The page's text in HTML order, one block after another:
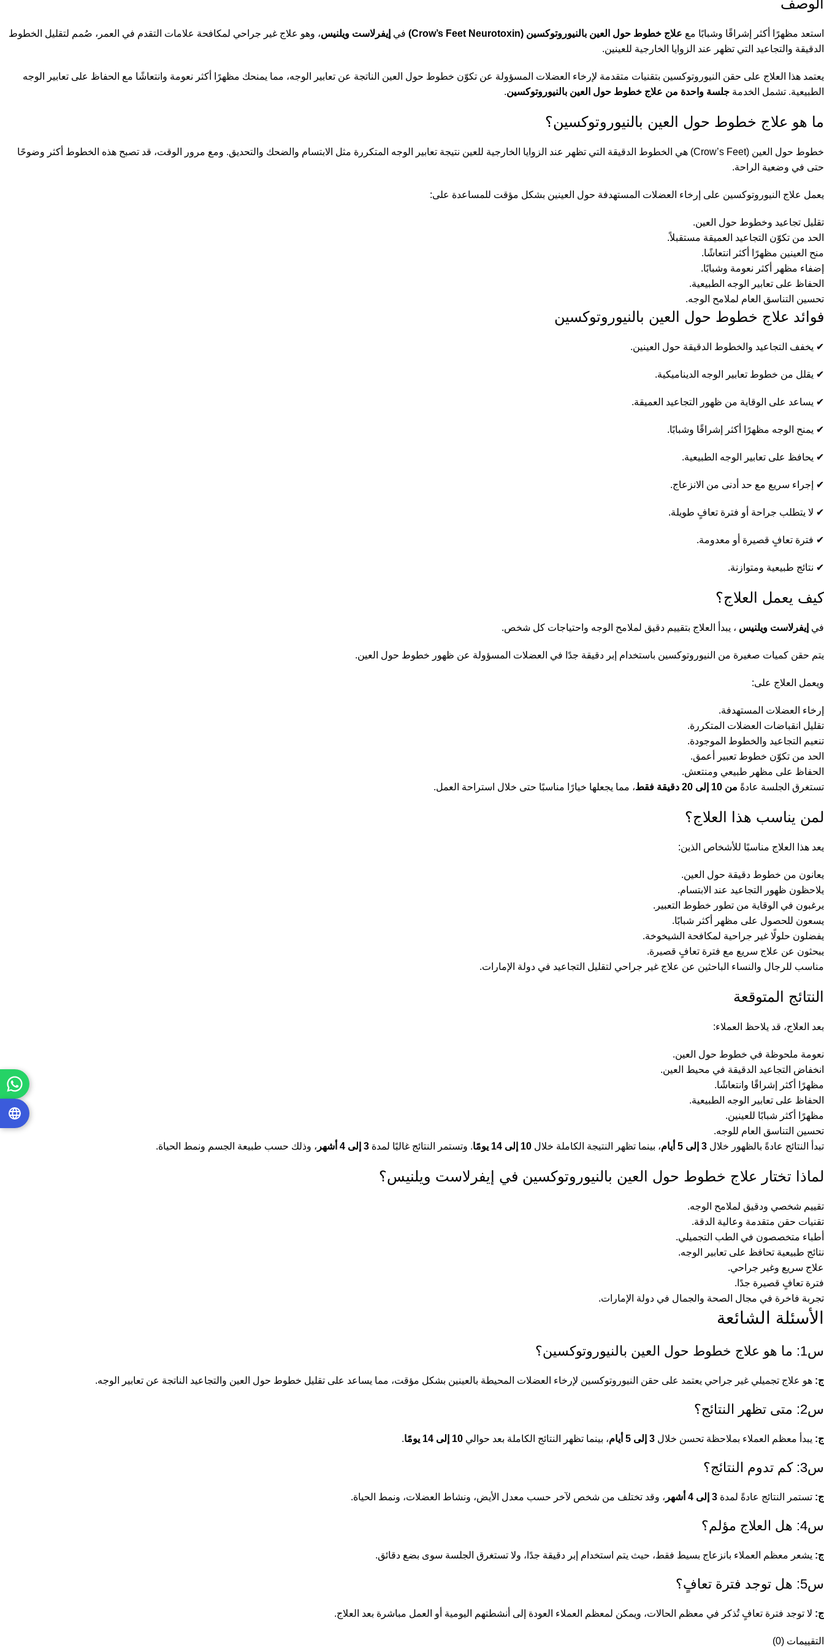
الوصف
استعد مظهرًا أكثر إشراقًا وشبابًا مع علاج خطوط حول العين بالنيوروتوكسين (Crow’s Feet Neurotoxin) في إيفرلاست ويلنيس، وهو علاج غير جراحي لمكافحة علامات التقدم في العمر، صُمم لتقليل الخطوط
الدقيقة والتجاعيد التي تظهر عند الزوايا الخارجية للعينين.
يعتمد هذا العلاج على حقن النيوروتوكسين بتقنيات متقدمة لإرخاء العضلات المسؤولة عن تكوّن خطوط حول العين الناتجة عن تعابير الوجه، مما يمنحك مظهرًا أكثر نعومة وانتعاشًا مع الحفاظ على تعابير الوجه
الطبيعية. تشمل الخدمة جلسة واحدة من علاج خطوط حول العين بالنيوروتوكسين.
ما هو علاج خطوط حول العين بالنيوروتوكسين؟
خطوط حول العين (Crow’s Feet) هي الخطوط الدقيقة التي تظهر عند الزوايا الخارجية للعين نتيجة تعابير الوجه المتكررة مثل الابتسام والضحك والتحديق. ومع مرور الوقت، قد تصبح هذه الخطوط أكثر وضوحًا
حتى في وضعية الراحة.
يعمل علاج النيوروتوكسين على إرخاء العضلات المستهدفة حول العينين بشكل مؤقت للمساعدة على:
تقليل تجاعيد وخطوط حول العين.
الحد من تكوّن التجاعيد العميقة مستقبلاً.
منح العينين مظهرًا أكثر انتعاشًا.
إضفاء مظهر أكثر نعومة وشبابًا.
الحفاظ على تعابير الوجه الطبيعية.
تحسين التناسق العام لملامح الوجه.
فوائد علاج خطوط حول العين بالنيوروتوكسين
✔ يخفف التجاعيد والخطوط الدقيقة حول العينين.
✔ يقلل من خطوط تعابير الوجه الديناميكية.
✔ يساعد على الوقاية من ظهور التجاعيد العميقة.
✔ يمنح الوجه مظهرًا أكثر إشراقًا وشبابًا.
✔ يحافظ على تعابير الوجه الطبيعية.
✔ إجراء سريع مع حد أدنى من الانزعاج.
✔ لا يتطلب جراحة أو فترة تعافٍ طويلة.
✔ فترة تعافٍ قصيرة أو معدومة.
✔ نتائج طبيعية ومتوازنة.
كيف يعمل العلاج؟
في إيفرلاست ويلنيس ، يبدأ العلاج بتقييم دقيق لملامح الوجه واحتياجات كل شخص.
يتم حقن كميات صغيرة من النيوروتوكسين باستخدام إبر دقيقة جدًا في العضلات المسؤولة عن ظهور خطوط حول العين.
ويعمل العلاج على:
إرخاء العضلات المستهدفة.
تقليل انقباضات العضلات المتكررة.
تنعيم التجاعيد والخطوط الموجودة.
الحد من تكوّن خطوط تعبير أعمق.
الحفاظ على مظهر طبيعي ومنتعش.
تستغرق الجلسة عادةً من 10 إلى 20 دقيقة فقط ، مما يجعلها خيارًا مناسبًا حتى خلال استراحة العمل.
لمن يناسب هذا العلاج؟
يعد هذا العلاج مناسبًا للأشخاص الذين:
يعانون من خطوط دقيقة حول العين.
يلاحظون ظهور التجاعيد عند الابتسام.
يرغبون في الوقاية من تطور خطوط التعبير.
يسعون للحصول على مظهر أكثر شبابًا.
يفضلون حلولًا غير جراحية لمكافحة الشيخوخة.
يبحثون عن علاج سريع مع فترة تعافٍ قصيرة.
مناسب للرجال والنساء الباحثين عن علاج غير جراحي لتقليل التجاعيد في دولة الإمارات.
النتائج المتوقعة
بعد العلاج، قد يلاحظ العملاء:
نعومة ملحوظة في خطوط حول العين.
انخفاض التجاعيد الدقيقة في محيط العين.
مظهرًا أكثر إشراقًا وانتعاشًا.
الحفاظ على تعابير الوجه الطبيعية.
مظهرًا أكثر شبابًا للعينين.
تحسين التناسق العام للوجه.
تبدأ النتائج عادةً بالظهور خلال 3 إلى 5 أيام ، بينما تظهر النتيجة الكاملة خلال 10 إلى 14 يومًا . وتستمر النتائج غالبًا لمدة 3 إلى 4 أشهر ، وذلك حسب طبيعة الجسم ونمط الحياة.
لماذا تختار علاج خطوط حول العين بالنيوروتوكسين في إيفرلاست ويلنيس؟
تقييم شخصي ودقيق لملامح الوجه.
تقنيات حقن متقدمة وعالية الدقة.
أطباء متخصصون في الطب التجميلي.
نتائج طبيعية تحافظ على تعابير الوجه.
علاج سريع وغير جراحي.
فترة تعافٍ قصيرة جدًا.
تجربة فاخرة في مجال الصحة والجمال في دولة الإمارات.
الأسئلة الشائعة
س1: ما هو علاج خطوط حول العين بالنيوروتوكسين؟
ج: هو علاج تجميلي غير جراحي يعتمد على حقن النيوروتوكسين لإرخاء العضلات المحيطة بالعينين بشكل مؤقت، مما يساعد على تقليل خطوط حول العين والتجاعيد الناتجة عن تعابير الوجه.
س2: متى تظهر النتائج؟
ج: يبدأ معظم العملاء بملاحظة تحسن خلال 3 إلى 5 أيام ، بينما تظهر النتائج الكاملة بعد حوالي 10 إلى 14 يومًا .
س3: كم تدوم النتائج؟
ج: تستمر النتائج عادةً لمدة 3 إلى 4 أشهر ، وقد تختلف من شخص لآخر حسب معدل الأيض، ونشاط العضلات، ونمط الحياة.
س4: هل العلاج مؤلم؟
ج: يشعر معظم العملاء بانزعاج بسيط فقط، حيث يتم استخدام إبر دقيقة جدًا، ولا تستغرق الجلسة سوى بضع دقائق.
س5: هل توجد فترة تعافٍ؟
ج: لا توجد فترة تعافٍ تُذكر في معظم الحالات، ويمكن لمعظم العملاء العودة إلى أنشطتهم اليومية أو العمل مباشرة بعد العلاج.
التقييمات (0)